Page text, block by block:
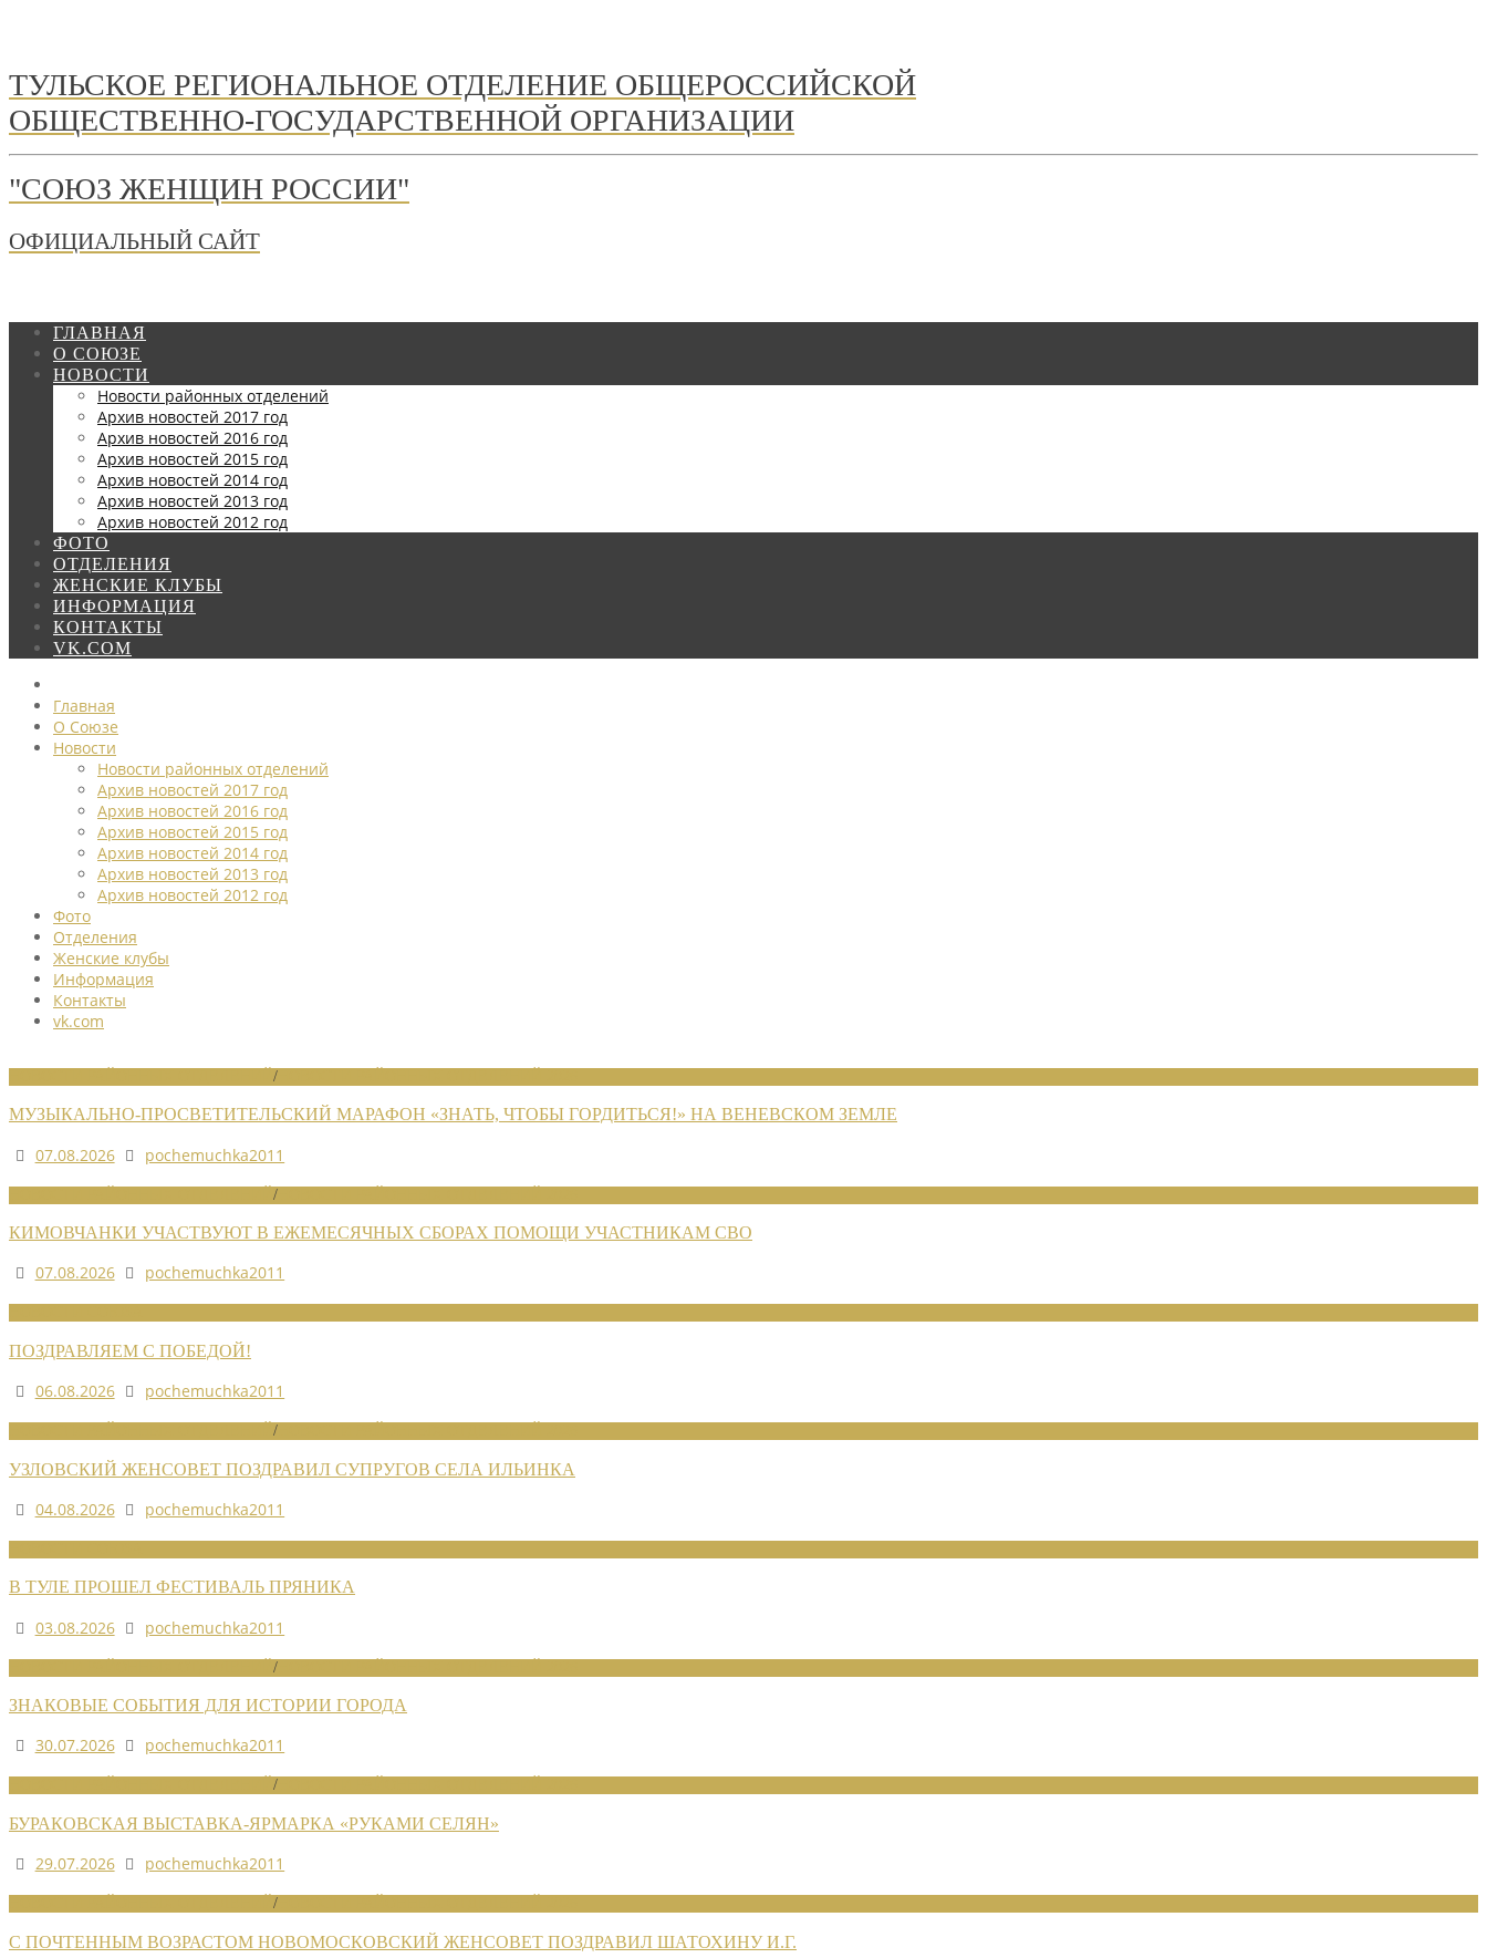
ТУЛЬСКОЕ РЕГИОНАЛЬНОЕ ОТДЕЛЕНИЕ ОБЩЕРОССИЙСКОЙ
ОБЩЕСТВЕННО-ГОСУДАРСТВЕННОЙ ОРГАНИЗАЦИИ
"СОЮЗ ЖЕНЩИН РОССИИ"
ОФИЦИАЛЬНЫЙ САЙТ
ГЛАВНАЯ
О СОЮЗЕ
НОВОСТИ
Новости районных отделений
Архив новостей 2017 год
Архив новостей 2016 год
Архив новостей 2015 год
Архив новостей 2014 год
Архив новостей 2013 год
Архив новостей 2012 год
ФОТО
ОТДЕЛЕНИЯ
ЖЕНСКИЕ КЛУБЫ
ИНФОРМАЦИЯ
КОНТАКТЫ
VK.COM
Главная
О Союзе
Новости
Новости районных отделений
Архив новостей 2017 год
Архив новостей 2016 год
Архив новостей 2015 год
Архив новостей 2014 год
Архив новостей 2013 год
Архив новостей 2012 год
Фото
Отделения
Женские клубы
Информация
Контакты
vk.com
/
МУЗЫКАЛЬНО-ПРОСВЕТИТЕЛЬСКИЙ МАРАФОН «ЗНАТЬ, ЧТОБЫ ГОРДИТЬСЯ!» НА ВЕНЕВСКОМ ЗЕМЛЕ
07.08.2026
pochemuchka2011
/
КИМОВЧАНКИ УЧАСТВУЮТ В ЕЖЕМЕСЯЧНЫХ СБОРАХ ПОМОЩИ УЧАСТНИКАМ СВО
07.08.2026
pochemuchka2011
ПОЗДРАВЛЯЕМ С ПОБЕДОЙ!
06.08.2026
pochemuchka2011
/
УЗЛОВСКИЙ ЖЕНСОВЕТ ПОЗДРАВИЛ СУПРУГОВ СЕЛА ИЛЬИНКА
04.08.2026
pochemuchka2011
В ТУЛЕ ПРОШЕЛ ФЕСТИВАЛЬ ПРЯНИКА
03.08.2026
pochemuchka2011
/
ЗНАКОВЫЕ СОБЫТИЯ ДЛЯ ИСТОРИИ ГОРОДА
30.07.2026
pochemuchka2011
/
БУРАКОВСКАЯ ВЫСТАВКА-ЯРМАРКА «РУКАМИ СЕЛЯН»
29.07.2026
pochemuchka2011
/
С ПОЧТЕННЫМ ВОЗРАСТОМ НОВОМОСКОВСКИЙ ЖЕНСОВЕТ ПОЗДРАВИЛ ШАТОХИНУ И.Г.